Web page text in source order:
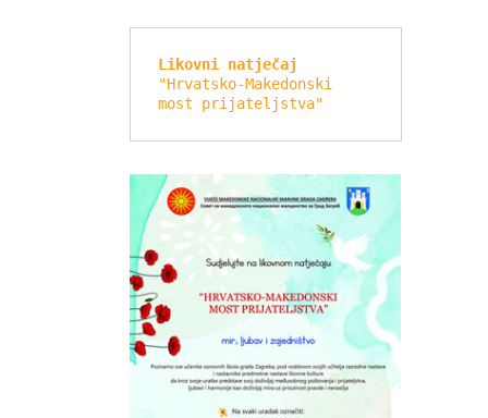
Likovni natječaj
"Hrvatsko-Makedonski
most prijateljstva"